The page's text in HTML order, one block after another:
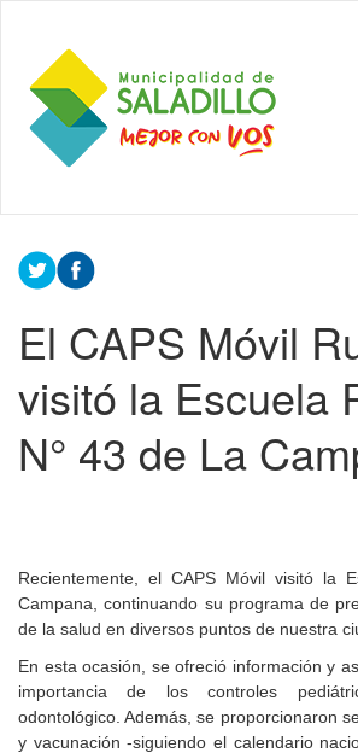
contenido
principal
Municipalidad
de Saladillo
Contenido
principal
El CAPS Móvil
visitó la Escuela
N° 43 de La
Recientemente, el CAPS Móvil visitó la
Campana, continuando su programa de
de la salud en diversos puntos de nuestra
En esta ocasión, se ofreció información y
importancia de los controles
odontológico. Además, se proporcionaron
y vacunación -siguiendo el calendario